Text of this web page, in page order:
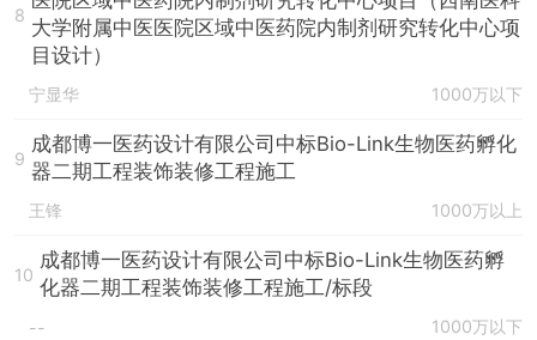
8
大学附属中医医院区域中医药院内制剂研究转化中心项
目设计）
宁显华 1000万以下
9
成都博一医药设计有限公司中标Bio-Link生物医药孵化
器二期工程装饰装修工程施工
王锋 1000万以上
10
成都博一医药设计有限公司中标Bio-Link生物医药孵
化器二期工程装饰装修工程施工/标段
-- 1000万以下